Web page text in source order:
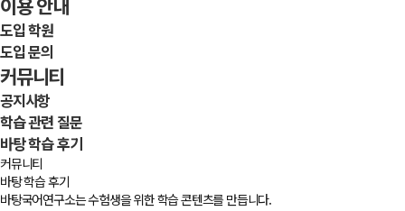
이용 안내
도입 학원
도입 문의
커뮤니티
공지사항
학습 관련 질문
바탕 학습 후기
커뮤니티
바탕 학습 후기
바탕국어연구소는 수험생을 위한 학습 콘텐츠를 만듭니다.